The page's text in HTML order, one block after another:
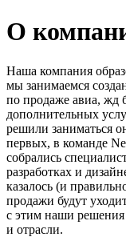
О
Наша компания
мы занимаемся
по продаже авиа, жд
дополнительных
решили заниматься
первых, в команде
собрались
разработках и
казалось (и
продажи будут
с этим наши
и отрасли.